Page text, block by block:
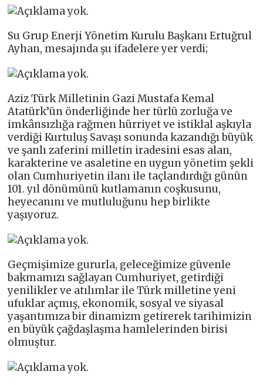
Su Grup Enerji Yönetim Kurulu Başkanı Ertuğrul
Ayhan, mesajında şu ifadelere yer verdi;
Aziz Türk Milletinin Gazi Mustafa Kemal
Atatürk’ün önderliğinde her türlü zorluğa ve
imkânsızlığa rağmen hürriyet ve istiklal aşkıyla
verdiği Kurtuluş Savaşı sonunda kazandığı büyük
ve şanlı zaferini milletin iradesini esas alan,
karakterine ve asaletine en uygun yönetim şekli
olan Cumhuriyetin ilanı ile taçlandırdığı günün
101. yıl dönümünü kutlamanın coşkusunu,
heyecanını ve mutluluğunu hep birlikte
yaşıyoruz.
Geçmişimize gururla, geleceğimize güvenle
bakmamızı sağlayan Cumhuriyet, getirdiği
yenilikler ve atılımlar ile Türk milletine yeni
ufuklar açmış, ekonomik, sosyal ve siyasal
yaşantımıza bir dinamizm getirerek tarihimizin
en büyük çağdaşlaşma hamlelerinden birisi
olmuştur.